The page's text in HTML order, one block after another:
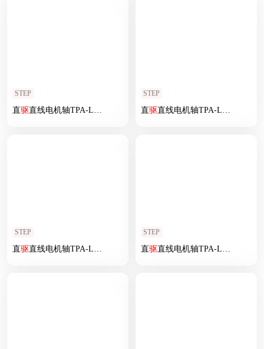
STEP
直驱直线电机轴TPA-LNP 2-1-L3180-3-C-05-N3
STEP
直驱直线电机轴TPA-LNP
STEP
直驱直线电机轴TPA-LNP 2-1-L900-3-C-05-N3
STEP
直驱直线电机轴TPA-LNP